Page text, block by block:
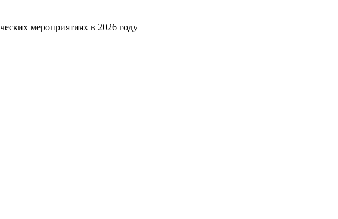
мероприятиях в 2026 году